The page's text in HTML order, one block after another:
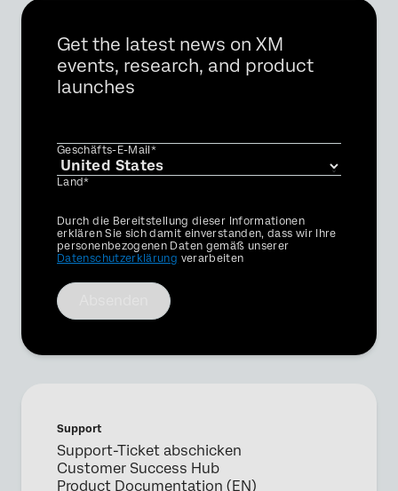
Vorname*
Nachname*
Get the latest news on XM
events, research, and product
launches
Geschäfts-E-Mail*
Land*
Privacy
Optin
Durch die Bereitstellung dieser Informationen
erklären Sie sich damit einverstanden, dass wir Ihre
personenbezogenen Daten gemäß unserer
Datenschutzerklärung verarbeiten
Support
Support-Ticket abschicken
Customer Success Hub
Product Documentation (EN)